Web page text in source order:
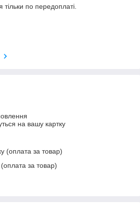
тільки по передоплаті.
на вашу картку
(оплата за товар)
за товар)